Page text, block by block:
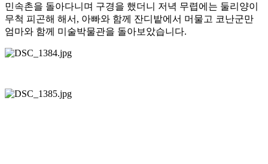
민속촌을 돌아다니며 구경을 했더니 저녁 무렵에는 둘리양이
무척 피곤해 해서, 아빠와 함께 잔디밭에서 머물고 코난군만
엄마와 함께 미술박물관을 돌아보았습니다.